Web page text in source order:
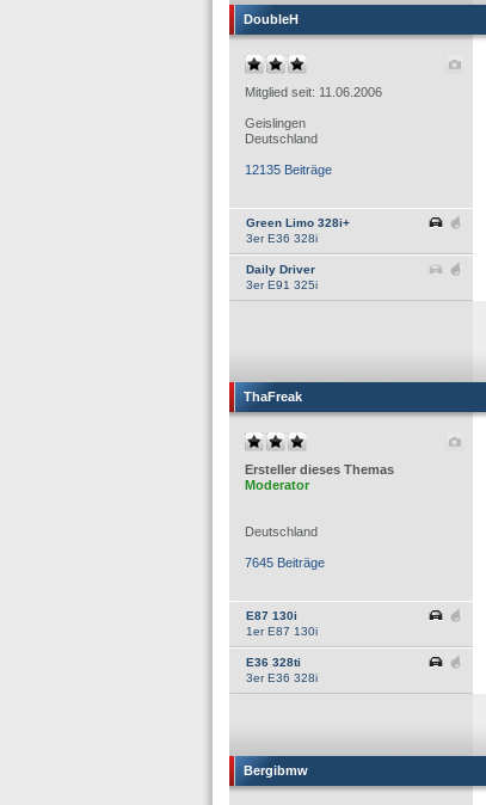
DoubleH
Mitglied seit: 11.06.2006
Geislingen
Deutschland
12135 Beiträge
Green Limo 328i+
3er E36 328i
Daily Driver
3er E91 325i
ThaFreak
Ersteller dieses Themas
Moderator
Deutschland
7645 Beiträge
E87 130i
1er E87 130i
E36 328ti
3er E36 328i
Bergibmw